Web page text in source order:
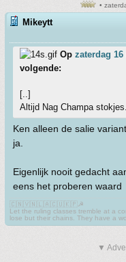
•
Mikeytt
Op zaterdag 16
volgende:
[..]
Altijd Nag Champa
Ken alleen de salie
ja.
Eigenlijk nooit gedacht
eens het proberen waard
🇨🇳🇻🇳🇱🇦🇨🇺🇰🇵☭
Let the ruling classes tremble at a
lose but their chains. They have a
▼